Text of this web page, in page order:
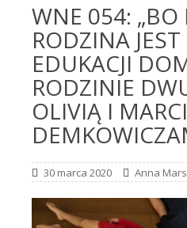
WNE 054: „BO
RODZINA
EDUKACJI
RODZINIE
OLIVIĄ I
30 marca 2020 Anna